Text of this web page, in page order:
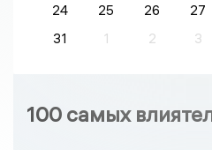
24
25 26 27
31
1 2 3
100 самых